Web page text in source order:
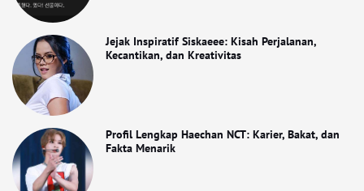
Jejak Inspiratif Siskaeee: Kisah Perjalanan,
Kecantikan, dan Kreativitas
Profil Lengkap Haechan NCT: Karier, Bakat, dan
Fakta Menarik